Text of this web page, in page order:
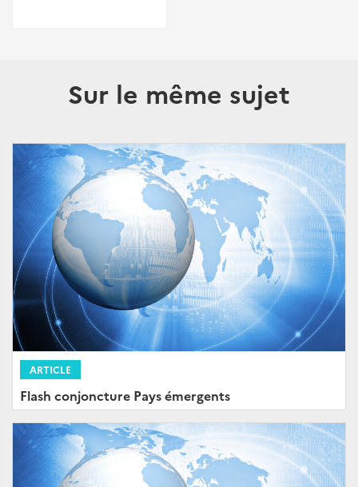
Sur le même sujet
ARTICLE
Flash conjoncture Pays émergents